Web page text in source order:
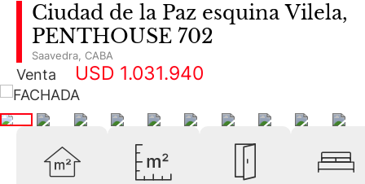
Ciudad de la Paz esquina Vilela,
PENTHOUSE 702
Saavedra CABA
Venta USD 1.031.940